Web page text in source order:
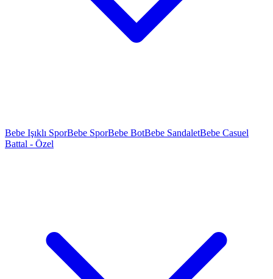
Bebe Işıklı SporBebe SporBebe BotBebe SandaletBebe Casuel
Battal - Özel